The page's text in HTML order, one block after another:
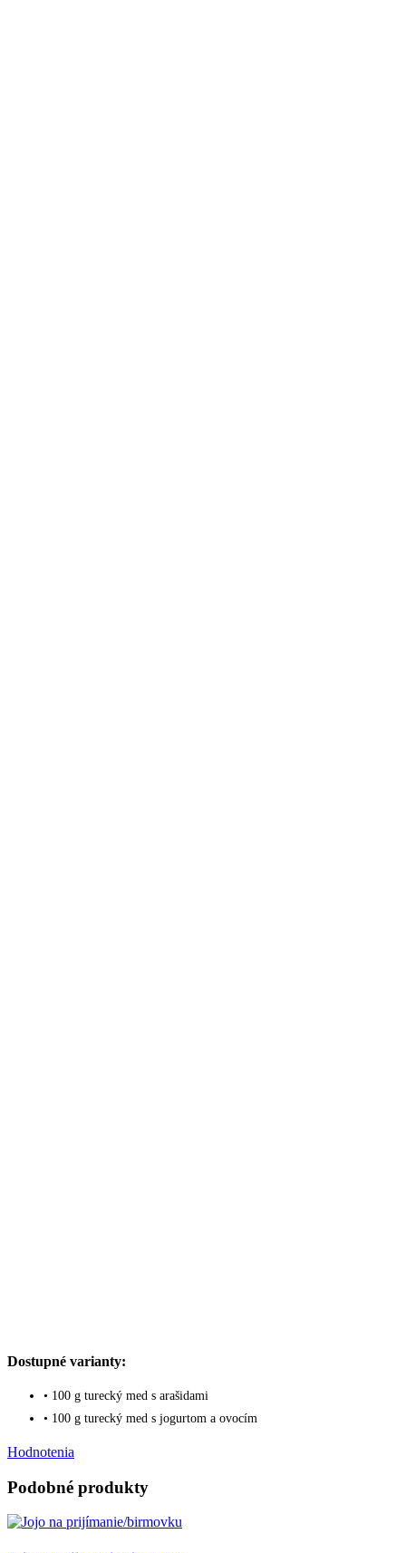
Dostupné varianty:
• 100 g turecký med s arašidami
• 100 g turecký med s jogurtom a ovocím
Hodnotenia
Podobné produkty